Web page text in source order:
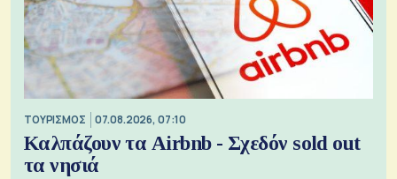
ΤΟΥΡΙΣΜΟΣ 07.08.2026, 07:10
Καλπάζουν τα Airbnb - Σχεδόν sold out
τα νησιά